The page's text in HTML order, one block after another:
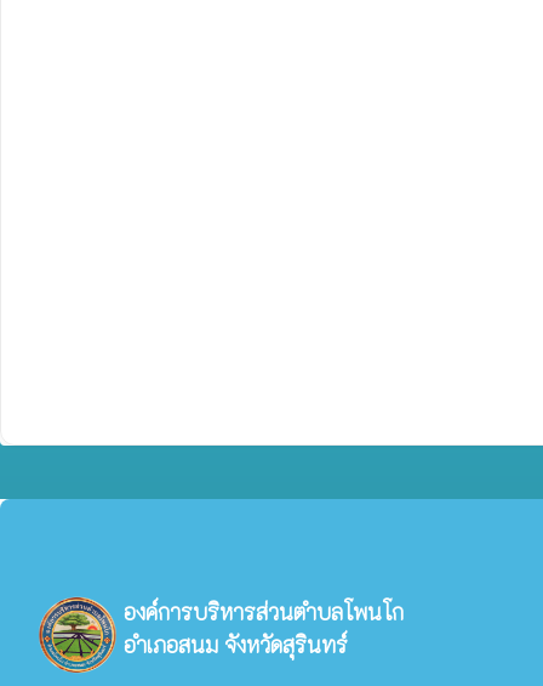
องค์การบริหารส่วนตำบลโพนโก
อำเภอสนม จังหวัดสุรินทร์